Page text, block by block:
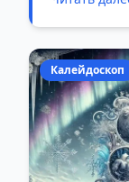
Калейдоскоп